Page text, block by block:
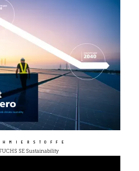
SE Sustainability